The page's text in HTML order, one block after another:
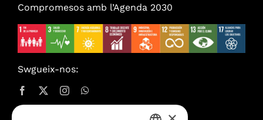
Compromesos amb l’Agenda 2030
Swgueix-nos: